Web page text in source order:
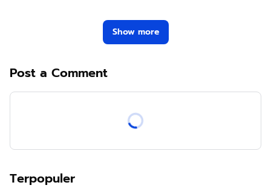
Show more
Post a Comment
Terpopuler